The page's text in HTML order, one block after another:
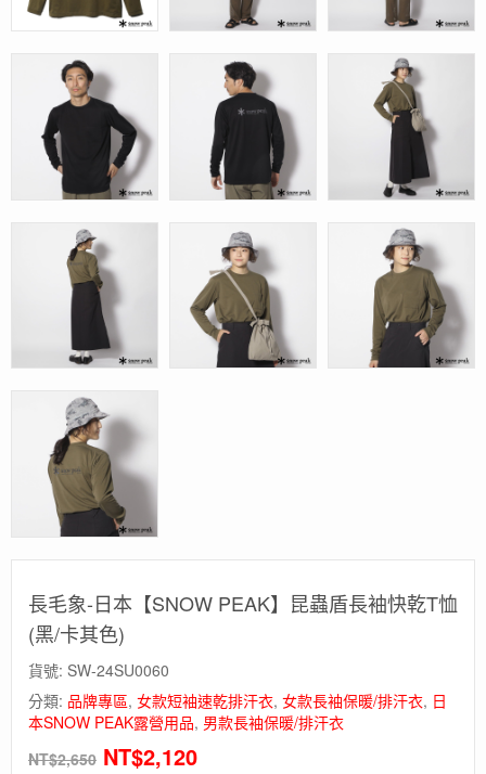
長毛象-日本【SNOW PEAK】昆蟲盾長袖快乾T恤
(黑/卡其色)
貨號: SW-24SU0060
分類: 品牌專區, 女款短袖速乾排汗衣, 女款長袖保暖/排汗衣, 日
本SNOW PEAK露營用品, 男款長袖保暖/排汗衣
NT$2,650 NT$2,120